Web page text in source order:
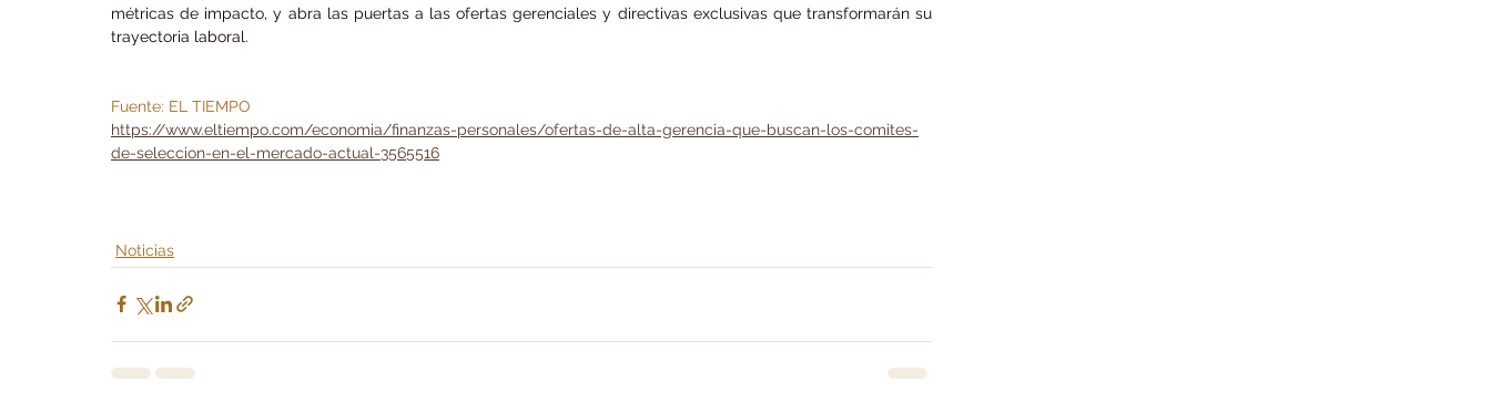
métricas de impacto, y abra las puertas a las ofertas gerenciales y directivas exclusivas que transformarán su
trayectoria laboral.
Fuente: EL TIEMPO
https://www.eltiempo.com/economia/finanzas-personales/ofertas-de-alta-gerencia-que-buscan-los-comites-
de-seleccion-en-el-mercado-actual-3565516
Noticias